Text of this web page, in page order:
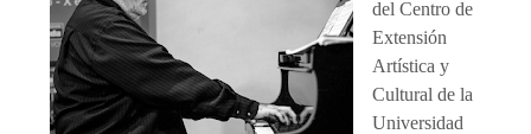
del Centro de
Extensión
Artística y
Cultural de la
Universidad